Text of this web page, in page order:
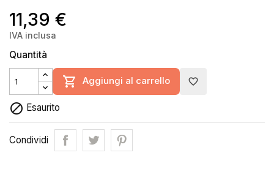
11,39 €
IVA inclusa
Quantità
 Aggiungi al carrello favorite_border
 Esaurito
Condividi